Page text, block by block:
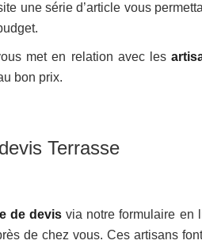
une série d’article vous
met en relation avec les
bon prix.
Terrasse
de devis via notre formulaire en
de chez vous. Ces artisans